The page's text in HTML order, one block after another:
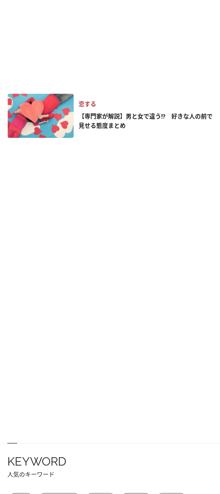
恋する
【専門家が解説】男と女で違う!? 好きな人の前で
見せる態度まとめ
KEYWORD
人気のキーワード